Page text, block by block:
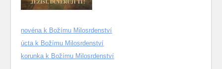
novéna k Božímu Milosrdenství
úcta k Božímu Milosrdenství
korunka k Božímu Milosrdenství